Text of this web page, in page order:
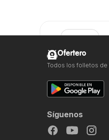
Ofertero
Todos los folletos de
Síguenos